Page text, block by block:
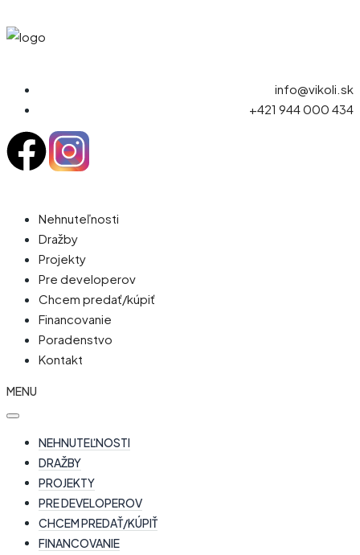
info@vikoli.sk
+421 944 000 434
Nehnuteľnosti
Dražby
Projekty
Pre developerov
Chcem predať/kúpiť
Financovanie
Poradenstvo
Kontakt
MENU
NEHNUTEĽNOSTI
DRAŽBY
PROJEKTY
PRE DEVELOPEROV
CHCEM PREDAŤ/KÚPIŤ
FINANCOVANIE